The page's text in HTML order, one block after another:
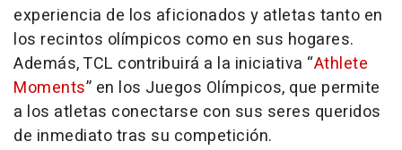
experiencia de los aficionados y atletas tanto en
los recintos olímpicos como en sus hogares.
Además, TCL contribuirá a la iniciativa “Athlete
Moments” en los Juegos Olímpicos, que permite
a los atletas conectarse con sus seres queridos
de inmediato tras su competición.